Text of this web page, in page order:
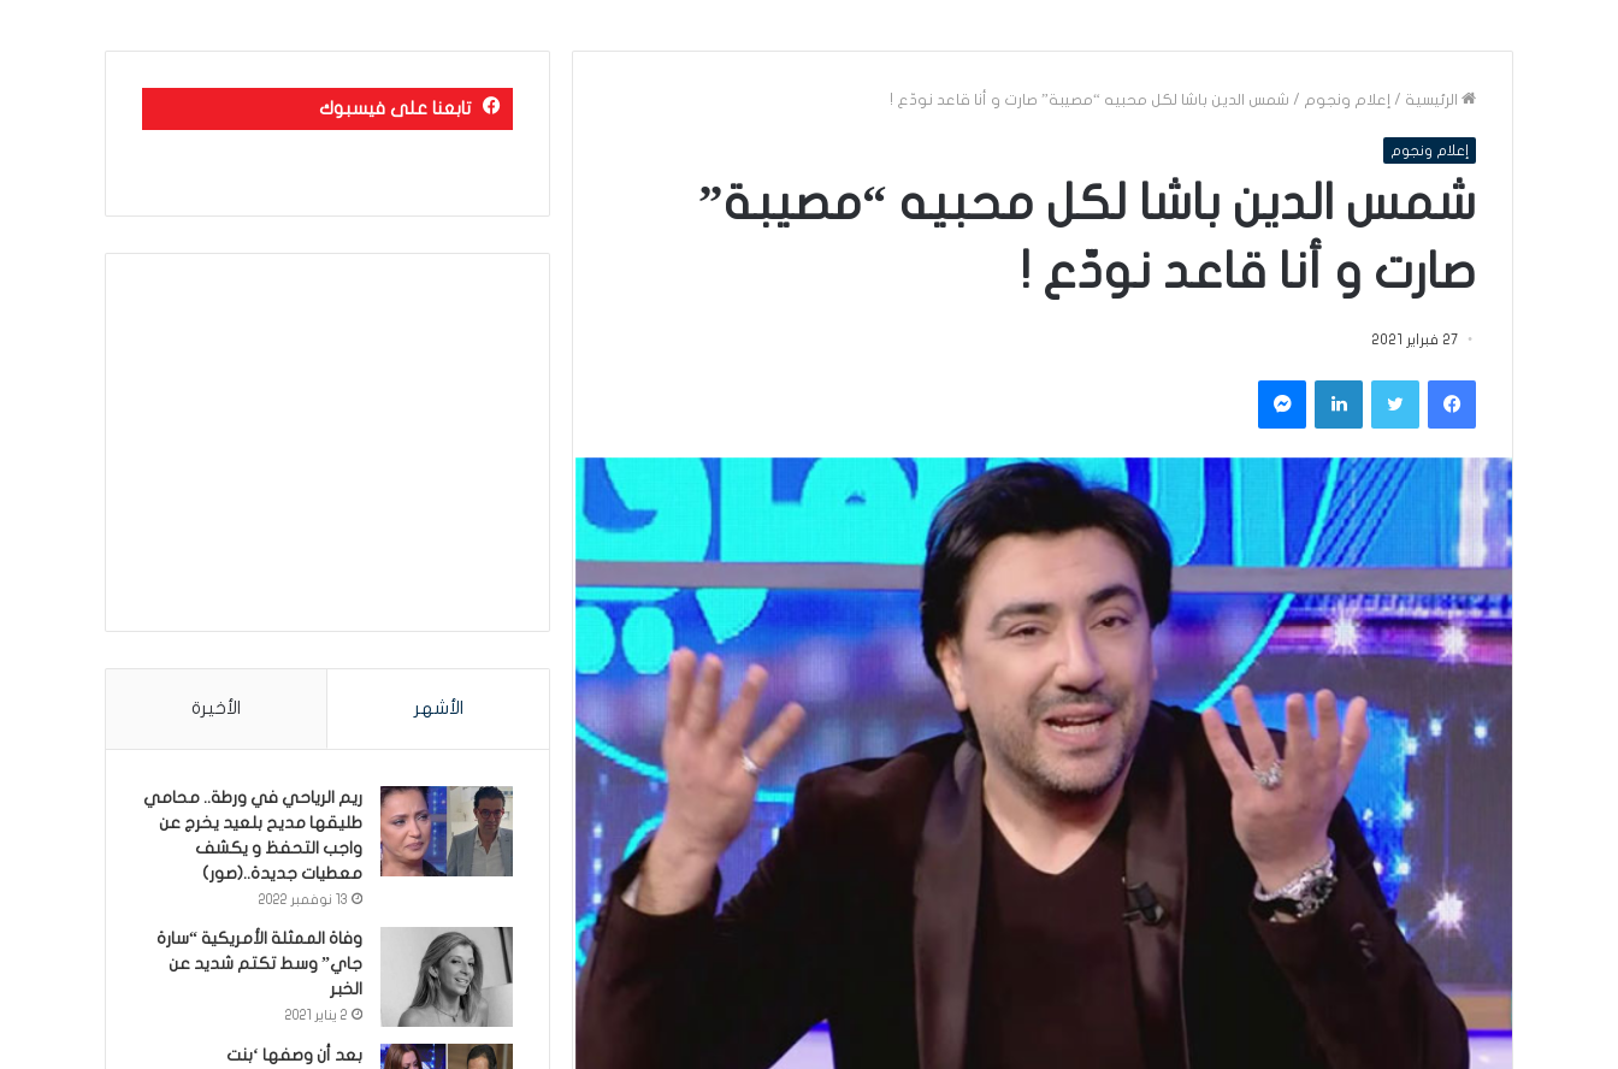
الرئيسية / إعلام ونجوم / شمس الدين باشا لكل محبيه “مصيبة” صارت و أنا قاعد نودّع !
إعلام ونجوم
شمس الدين باشا لكل محبيه “مصيبة”
صارت و أنا قاعد نودّع !
27 فبراير 2021
فيسبوكتويتر لينكدإن ماسنجر
تابعنا على فيسبوك
الأشهر الأخيرة
ريم الرياحي في ورطة.. محامي
طليقها مديح بلعيد يخرج عن
واجب التحفظ و يكشف
معطيات جديدة..(صور)
13 نوفمبر 2022
وفاة الممثلة الأمريكية “سارة
جاي” وسط تكتم شديد عن
الخبر
2 يناير 2021
بعد أن وصفها ‘بنت